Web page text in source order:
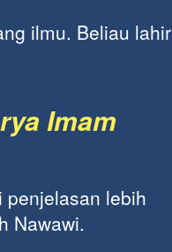
ilmu. Beliau lahir
Imam
lebih
Nawawi.